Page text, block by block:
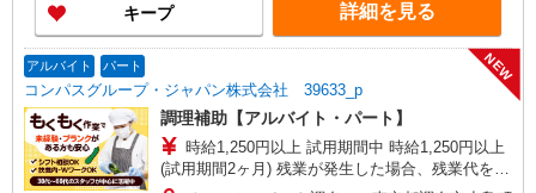
い向上手当※26年6月改定（地域により異なる）
社会保険加入者は更に＋50円
キープ 詳細を見る
アルバイト パート
コンパスグループ・ジャパン株式会社 39633_p
NEW
調理補助【アルバイト・パート】
時給1,250円以上 試用期間中 時給1,250円以上
(試用期間2ヶ月) 残業が発生した場合、残業代を1